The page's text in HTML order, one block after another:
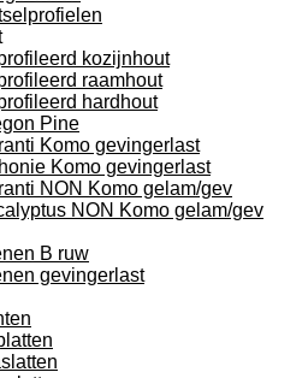
kozijnhout
raamhout
hardhout
Pine
Komo gevingerlast
Komo gevingerlast
NON Komo gelam/gev
NON Komo gelam/gev
B ruw
gevingerlast